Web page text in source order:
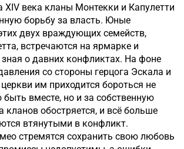
XIV века кланы Монтекки и Капулетти
борьбу за власть. Юные
двух враждующих семейств,
встречаются на ярмарке и
о давних конфликтах. На фоне
со стороны герцога Эскала и
им приходится бороться не
быть вместе, но и за собственную
кланов обостряется, и всё больше
втянутыми в конфликт.
стремятся сохранить свою любовь